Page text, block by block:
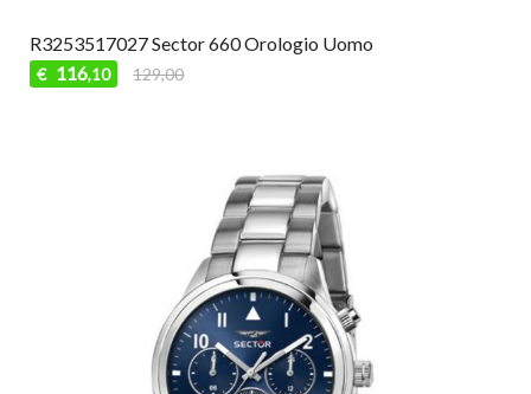
R3253517027 Sector 660 Orologio Uomo
€ 116,10 129,00